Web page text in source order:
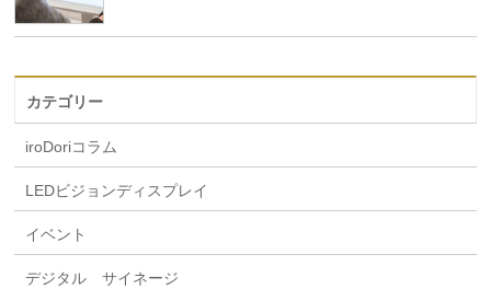
カテゴリー
iroDoriコラム
LEDビジョンディスプレイ
イベント
デジタル サイネージ